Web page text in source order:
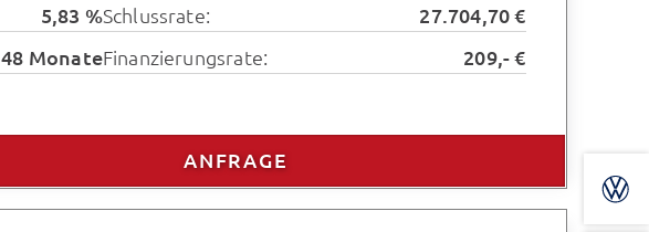
5,83 %
48 Monate
Schlussrate:
27.704,70 €
Finanzierungsrate:
209,- €
ANFRAGE